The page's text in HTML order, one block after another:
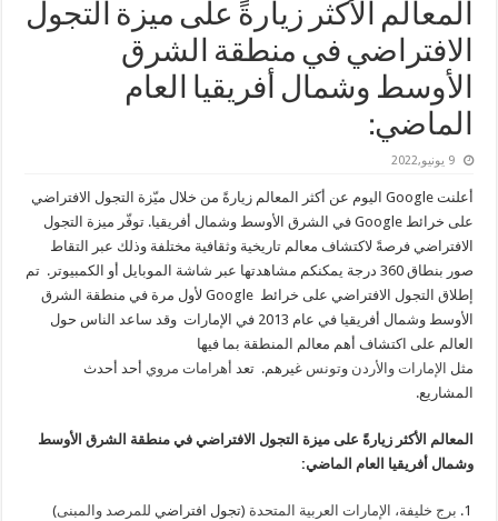
المعالم الأكثر زيارةً على ميزة التجول
الافتراضي في منطقة الشرق
الأوسط وشمال أفريقيا العام
الماضي:
9 يونيو,2022
أعلنت Google اليوم عن أكثر المعالم زيارةً من خلال ميّزة التجول الافتراضي
على خرائط Google في الشرق الأوسط وشمال أفريقيا. توفّر ميزة التجول
الافتراضي فرصةً لاكتشاف معالم تاريخية وثقافية مختلفة وذلك عبر التقاط
صور بنطاق 360 درجة يمكنكم مشاهدتها عبر شاشة الموبايل أو الكمبيوتر. تم
إطلاق التجول الافتراضي على خرائط Google لأول مرة في منطقة الشرق
الأوسط وشمال أفريقيا في عام 2013 في الإمارات وقد ساعد الناس حول
العالم على اكتشاف أهم معالم المنطقة بما فيها
مثل الإمارات والأردنوتونس غيرهم. تعد أهرامات مروي أحد أحدث
المشاريع.
المعالم الأكثر زيارةً على ميزة التجول الافتراضي في منطقة الشرق الأوسط
وشمال أفريقيا العام الماضي:
برج خليفة، الإمارات العربية المتحدة(تجول افتراضي للمرصد والمبنى)